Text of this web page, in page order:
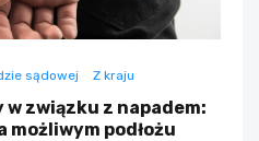
sądowej Z kraju
związku z napadem:
możliwym podłożu